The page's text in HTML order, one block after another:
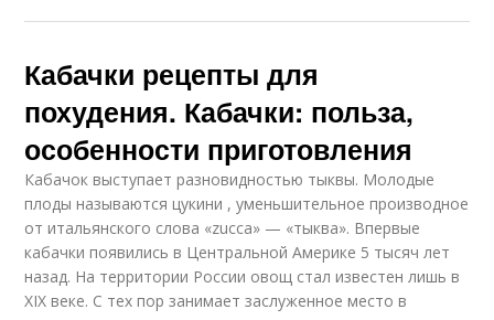
Кабачки рецепты для
похудения. Кабачки: польза,
особенности приготовления
Кабачок выступает разновидностью тыквы. Молодые
плоды называются цукини , уменьшительное производное
от итальянского слова «zucca» — «тыква». Впервые
кабачки появились в Центральной Америке 5 тысяч лет
назад. На территории России овощ стал известен лишь в
XIX веке. С тех пор занимает заслуженное место в